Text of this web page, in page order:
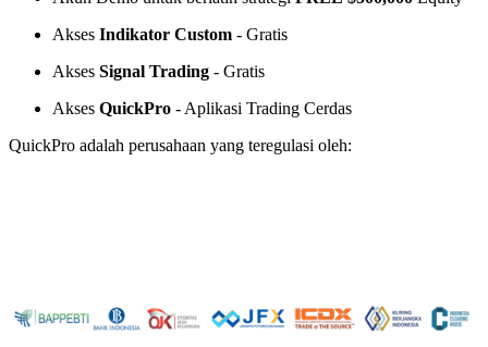
Akses Indikator Custom - Gratis
Akses Signal Trading - Gratis
Akses QuickPro - Aplikasi Trading Cerdas
QuickPro adalah perusahaan yang teregulasi oleh: